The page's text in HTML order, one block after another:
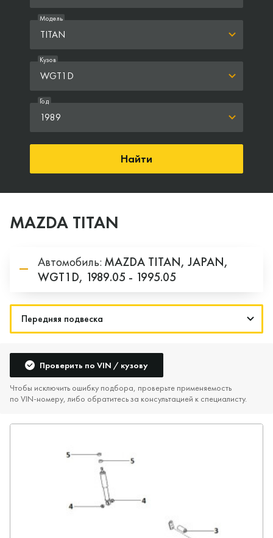
TITAN
Модель
WGT1D
Кузов
1989
Год
Найти
MAZDA TITAN
Автомобиль: MAZDA TITAN, JAPAN,
WGT1D, 1989.05 - 1995.05
Проверить по VIN / кузову
Чтобы исключить ошибку подбора, проверьте применяемость
по VIN‑номеру, либо обратитесь за консультацией к специалисту.